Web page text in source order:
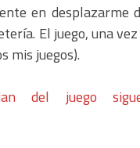
en desplazarme
El juego, una
mis juegos).
del juego